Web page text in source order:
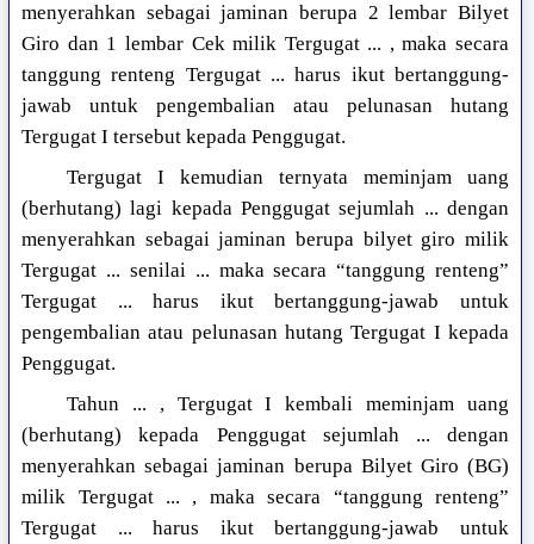
menyerahkan sebagai jaminan berupa 2 lembar Bilyet
Giro dan 1 lembar Cek milik Tergugat ... , maka secara
tanggung renteng Tergugat ... harus ikut bertanggung-
jawab untuk pengembalian atau pelunasan hutang
Tergugat I tersebut kepada Penggugat.
Tergugat I kemudian ternyata meminjam uang
(berhutang) lagi kepada Penggugat sejumlah ... dengan
menyerahkan sebagai jaminan berupa bilyet giro milik
Tergugat ... senilai ... maka secara “tanggung renteng”
Tergugat ... harus ikut bertanggung-jawab untuk
pengembalian atau pelunasan hutang Tergugat I kepada
Penggugat.
Tahun ... , Tergugat I kembali meminjam uang
(berhutang) kepada Penggugat sejumlah ... dengan
menyerahkan sebagai jaminan berupa Bilyet Giro (BG)
milik Tergugat ... , maka secara “tanggung renteng”
Tergugat ... harus ikut bertanggung-jawab untuk